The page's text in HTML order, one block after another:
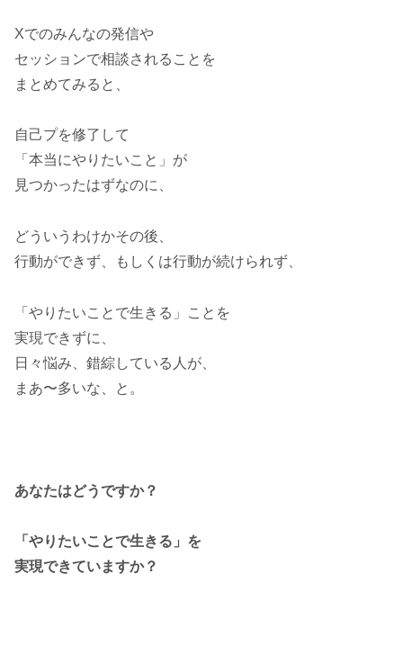
Xでのみんなの発信や
セッションで相談されることを
まとめてみると、
自己プを修了して
「本当にやりたいこと」が
見つかったはずなのに、
どういうわけかその後、
行動ができず、もしくは行動が続けられず、
「やりたいことで生きる」ことを
実現できずに、
日々悩み、錯綜している人が、
まあ〜多いな、と。
あなたはどうですか？
「やりたいことで生きる」を
実現できていますか？